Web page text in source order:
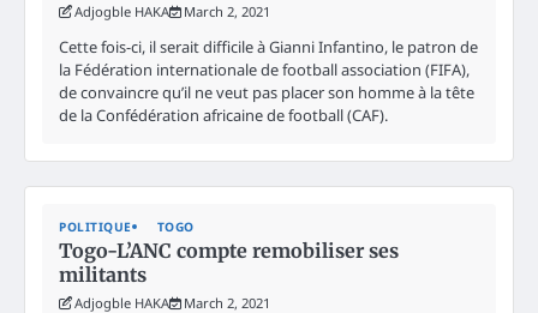
Adjogble HAKA March 2, 2021
Cette fois-ci, il serait difficile à Gianni Infantino, le patron de
la Fédération internationale de football association (FIFA),
de convaincre qu’il ne veut pas placer son homme à la tête
de la Confédération africaine de football (CAF).
POLITIQUE TOGO
Togo-L’ANC compte remobiliser ses
militants
Adjogble HAKA March 2, 2021